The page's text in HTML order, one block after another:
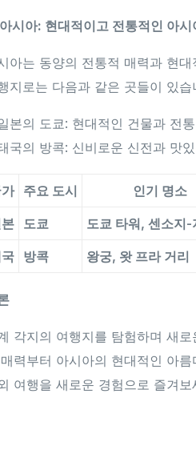
시아: 현대적이고 전통적인 아시
아는 동양의 전통적 매력과 현
지로는 다음과 같은 곳들이 있습
본의 도쿄: 현대적인 건물과 전
국의 방콕: 신비로운 신전과 맛
주요 도시 인기 명소
도쿄 도쿄 타워, 센소지-
방콕 왕궁, 왓 프라 거리
각지의 여행지를 탐험하며 새
력부터 아시아의 현대적인 아
여행을 새로운 경험으로 즐겨보